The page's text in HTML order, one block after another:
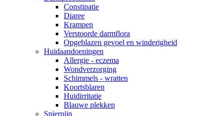
Constipatie
Diaree
Krampen
Verstoorde darmflora
Opgeblazen gevoel en winderigheid
Huidaandoeningen
Allergie - eczema
Wondverzorging
Schimmels - wratten
Koortsblaren
Huidirritatie
Blauwe plekken
Spierpijn